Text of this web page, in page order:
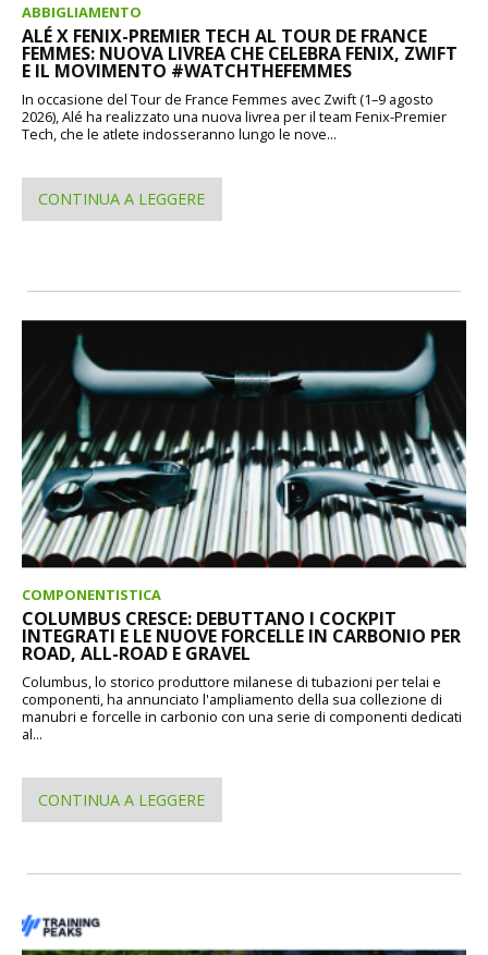
ABBIGLIAMENTO
ALÉ X FENIX-PREMIER TECH AL TOUR DE FRANCE
FEMMES: NUOVA LIVREA CHE CELEBRA FENIX, ZWIFT
E IL MOVIMENTO #WATCHTHEFEMMES
In occasione del Tour de France Femmes avec Zwift (1–9 agosto
2026), Alé ha realizzato una nuova livrea per il team Fenix-Premier
Tech, che le atlete indosseranno lungo le nove...
CONTINUA A LEGGERE
COMPONENTISTICA
COLUMBUS CRESCE: DEBUTTANO I COCKPIT
INTEGRATI E LE NUOVE FORCELLE IN CARBONIO PER
ROAD, ALL-ROAD E GRAVEL
Columbus, lo storico produttore milanese di tubazioni per telai e
componenti, ha annunciato l'ampliamento della sua collezione di
manubri e forcelle in carbonio con una serie di componenti dedicati
al...
CONTINUA A LEGGERE